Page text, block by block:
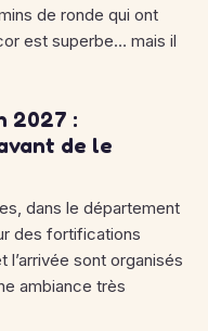
de ronde qui ont
est superbe… mais il
2027 :
de le
dans le département
des fortifications
l’arrivée sont organisés
ambiance très